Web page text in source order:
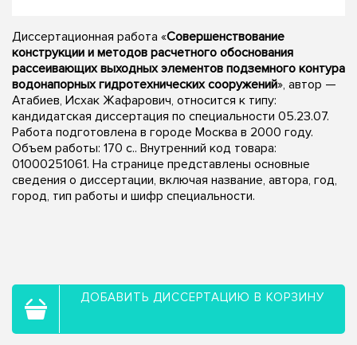
Диссертационная работа «Совершенствование
конструкции и методов расчетного обоснования
рассеивающих выходных элементов подземного контура
водонапорных гидротехнических сооружений», автор —
Атабиев, Исхак Жафарович, относится к типу:
кандидатская диссертация по специальности 05.23.07.
Работа подготовлена в городе Москва в 2000 году.
Объем работы: 170 с.. Внутренний код товара:
01000251061. На странице представлены основные
сведения о диссертации, включая название, автора, год,
город, тип работы и шифр специальности.
ДОБАВИТЬ ДИССЕРТАЦИЮ В КОРЗИНУ